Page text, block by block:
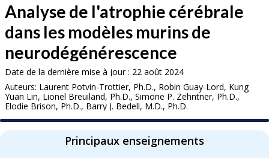
Analyse de l'atrophie cérébrale
dans les modèles murins de
neurodégénérescence
Date de la dernière mise à jour : 22 août 2024
Auteurs: Laurent Potvin-Trottier, Ph.D., Robin Guay-Lord, Kung
Yuan Lin, Lionel Breuiland, Ph.D., Simone P. Zehntner, Ph.D.,
Elodie Brison, Ph.D., Barry J. Bedell, M.D., Ph.D.
Principaux enseignements